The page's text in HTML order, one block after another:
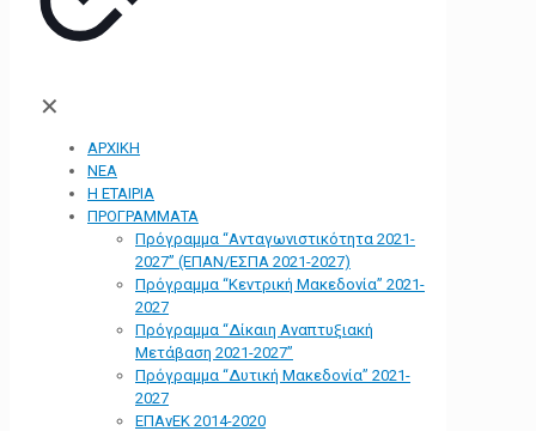
✕
ΑΡΧΙΚΗ
ΝΕΑ
Η ΕΤΑΙΡΙΑ
ΠΡΟΓΡΑΜΜΑΤΑ
Πρόγραμμα “Ανταγωνιστικότητα 2021-
2027” (ΕΠΑΝ/ΕΣΠΑ 2021-2027)
Πρόγραμμα “Κεντρική Μακεδονία” 2021-
2027
Πρόγραμμα “Δίκαιη Αναπτυξιακή
Μετάβαση 2021-2027”
Πρόγραμμα “Δυτική Μακεδονία” 2021-
2027
ΕΠΑνΕΚ 2014-2020